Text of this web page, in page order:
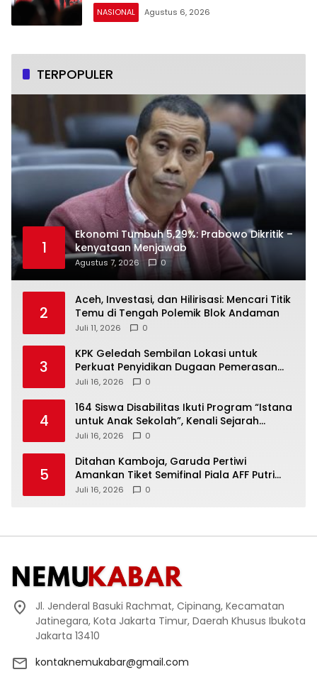
NASIONAL Agustus 6, 2026
TERPOPULER
1
Ekonomi Tumbuh 5,29%: Prabowo Dikritik –
kenyataan Menjawab
Agustus 7, 2026 0
2
Aceh, Investasi, dan Hilirisasi: Mencari Titik
Temu di Tengah Polemik Blok Andaman
Juli 11, 2026 0
3
KPK Geledah Sembilan Lokasi untuk
Perkuat Penyidikan Dugaan Pemerasan
Bupati Sukoharjo Nonaktif
Juli 16, 2026 0
4
164 Siswa Disabilitas Ikuti Program “Istana
untuk Anak Sekolah”, Kenali Sejarah
Bangsa dan Pemerintahan
Juli 16, 2026 0
5
Ditahan Kamboja, Garuda Pertiwi
Amankan Tiket Semifinal Piala AFF Putri
2026
Juli 16, 2026 0
Jl. Jenderal Basuki Rachmat, Cipinang, Kecamatan
Jatinegara, Kota Jakarta Timur, Daerah Khusus Ibukota
Jakarta 13410
kontaknemukabar@gmail.com